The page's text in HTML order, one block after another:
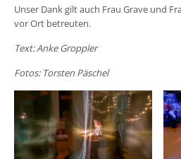
Unser Dank gilt auch Frau Grave und
vor Ort betreuten.
Text: Anke Groppler
Fotos: Torsten Päschel